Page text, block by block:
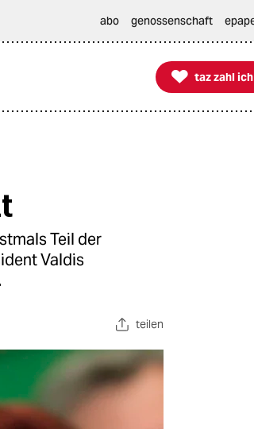
abo genossenschaft

taz zahl ich
taz zahl ich
Teil der
Valdis
teilen